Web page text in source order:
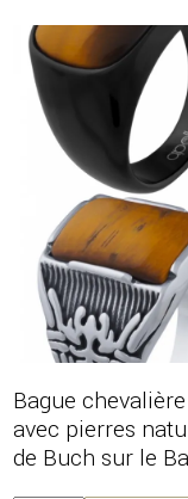
Bague
avec pierres
de Buch sur le